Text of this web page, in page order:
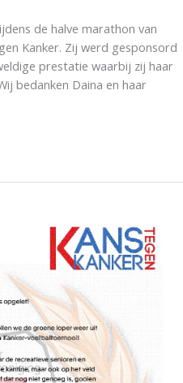
de halve marathon van
Kanker. Zij werd gesponsord
prestatie waarbij zij haar
bedanken Daina en haar